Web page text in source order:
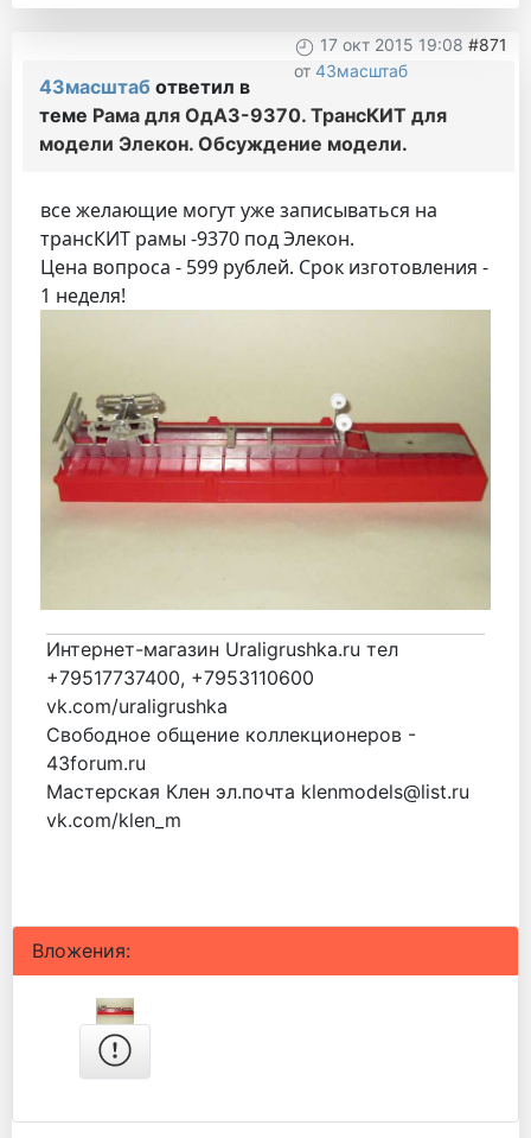
17 окт 2015 19:08 #871
от 43масштаб
43масштаб ответил в
теме Рама для ОдАЗ-9370. ТрансКИТ для
модели Элекон. Обсуждение модели.
все желающие могут уже записываться на
трансКИТ рамы -9370 под Элекон.
Цена вопроса - 599 рублей. Срок изготовления -
1 неделя!
Интернет-магазин Uraligrushka.ru тел
+79517737400, +7953110600
vk.com/uraligrushka
Свободное общение коллекционеров -
43forum.ru
Мастерская Клен эл.почта klenmodels@list.ru
vk.com/klen_m
Вложения: